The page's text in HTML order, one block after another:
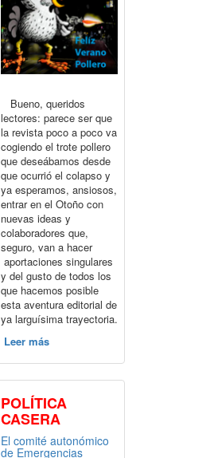
Bueno, queridos
lectores: parece ser que
la revista poco a poco va
cogiendo el trote pollero
que deseábamos desde
que ocurrió el colapso y
ya esperamos, ansiosos,
entrar en el Otoño con
nuevas ideas y
colaboradores que,
seguro, van a hacer
aportaciones singulares
y del gusto de todos los
que hacemos posible
esta aventura editorial de
ya larguísima trayectoria.
Leer más
POLÍTICA
CASERA
El comité autonómico
de Emergencias